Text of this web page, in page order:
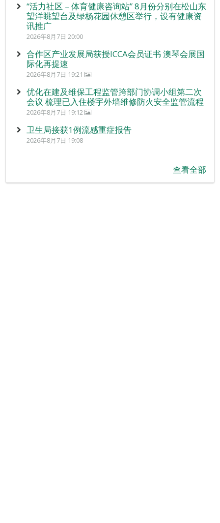
“活力社区 – 体育健康咨询站” 8月份分别在松山东
望洋眺望台及绿杨花园休憩区举行，设有健康资
讯推广
2026年8月7日 20:00
合作区产业发展局获授ICCA会员证书 澳琴会展国
际化再提速
2026年8月7日 19:21
优化在建及维保工程监管跨部门协调小组第二次
会议 梳理已入住楼宇外墙维修防火安全监管流程
2026年8月7日 19:12
卫生局接获1例流感重症报告
2026年8月7日 19:08
查看全部